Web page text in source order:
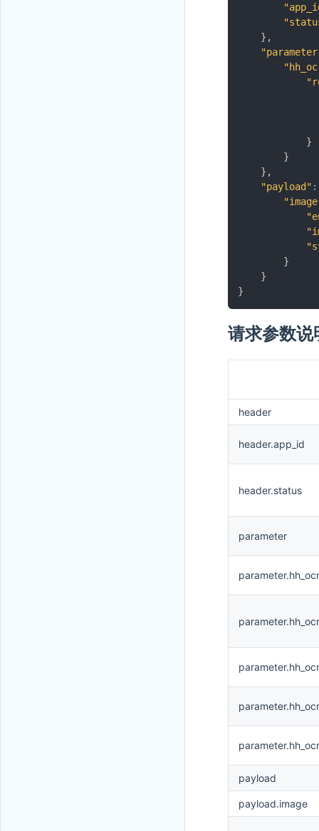
} ,
}
}
} ,
"payload" :
}
}
}
请求参数说
header
header.app_id
header.status
parameter
payload
payload.image